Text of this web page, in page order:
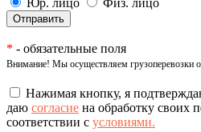
* - обязательные поля
Внимание! Мы осуществляем грузоперевозки
Нажимая кнопку, я
даю согласие на обработку своих
соответствии с условиями.